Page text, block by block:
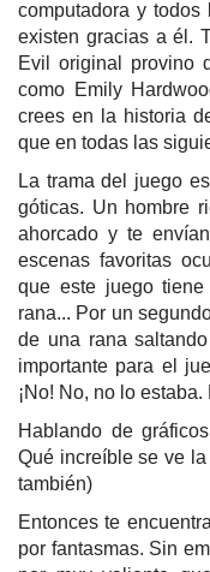
computadora y
existen gracias a él.
Evil original provino
como Emily
crees en la historia
que en todas las
La trama del juego
góticas. Un hombre
ahorcado y te
escenas favoritas
que este juego
rana... Por un
de una rana
importante para el
¡No! No, no lo
Hablando de
Qué increíble se ve
también)
Entonces te
por fantasmas. Sin